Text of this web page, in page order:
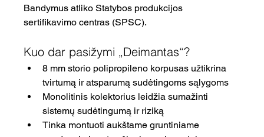
Bandymus atliko Statybos produkcijos
sertifikavimo centras (SPSC).
Kuo dar pasižymi „Deimantas“?
8 mm storio polipropileno korpusas užtikrina
tvirtumą ir atsparumą sudėtingoms sąlygoms
Monolitinis kolektorius leidžia sumažinti
sistemų sudėtingumą ir riziką
Tinka montuoti aukštame gruntiniame